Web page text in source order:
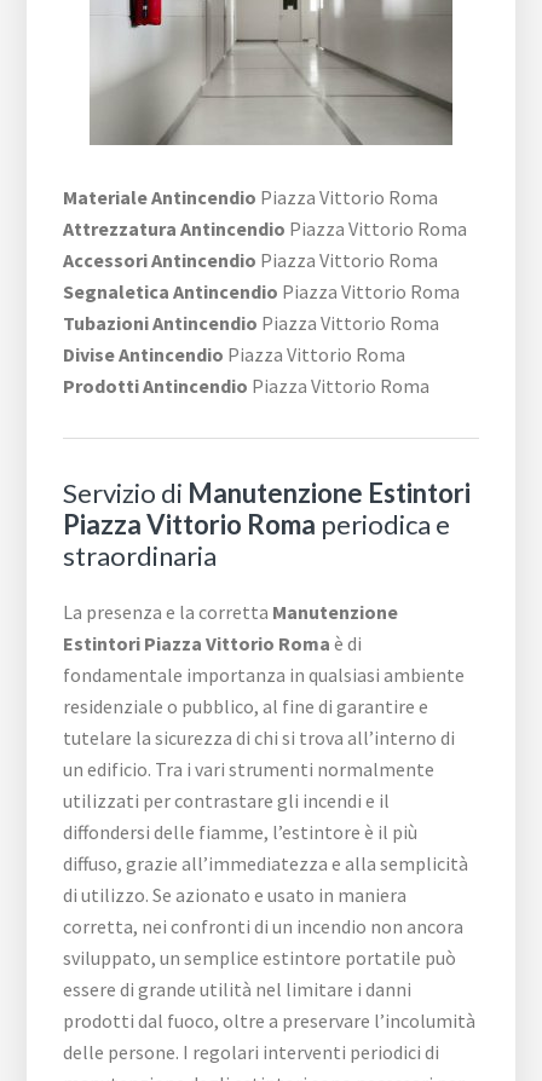
Materiale Antincendio Piazza Vittorio Roma
Attrezzatura Antincendio Piazza Vittorio Roma
Accessori Antincendio Piazza Vittorio Roma
Segnaletica Antincendio Piazza Vittorio Roma
Tubazioni Antincendio Piazza Vittorio Roma
Divise Antincendio Piazza Vittorio Roma
Prodotti Antincendio Piazza Vittorio Roma
Servizio di Manutenzione Estintori
Piazza Vittorio Roma periodica e
straordinaria
La presenza e la corretta Manutenzione
Estintori Piazza Vittorio Roma è di
fondamentale importanza in qualsiasi ambiente
residenziale o pubblico, al fine di garantire e
tutelare la sicurezza di chi si trova all’interno di
un edificio. Tra i vari strumenti normalmente
utilizzati per contrastare gli incendi e il
diffondersi delle fiamme, l’estintore è il più
diffuso, grazie all’immediatezza e alla semplicità
di utilizzo. Se azionato e usato in maniera
corretta, nei confronti di un incendio non ancora
sviluppato, un semplice estintore portatile può
essere di grande utilità nel limitare i danni
prodotti dal fuoco, oltre a preservare l’incolumità
delle persone. I regolari interventi periodici di